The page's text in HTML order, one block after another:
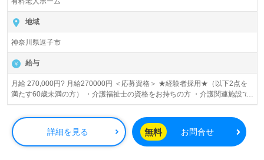
地域
神奈川県逗子市
給与
月給 270,000円? 月給270000円 ＜応募資格＞ ★経験者採用★（以下2点を
満たす60歳未満の方） ・介護福祉士の資格をお持ちの方 ・介護関連施設で
週4～5日勤務（雇用形態不問）を合算で5年以上経験のある方 ＜備考＞ ※夜
勤手当4.5回分として計算。また、その他手当含む。 ※個人のスキル・能
力・経験により考慮の上、加算があります。 「想定年収例」約3,800,000円
◇その他手当◇ ・地域調整給：40,000円/月 ・処遇改善加算手当：18,100
円/月 ・夜勤手当：5,000円/回 ・介護福祉士資格手当：18,100円/月 ・特別勤
詳細を見る 無料 お問合せ